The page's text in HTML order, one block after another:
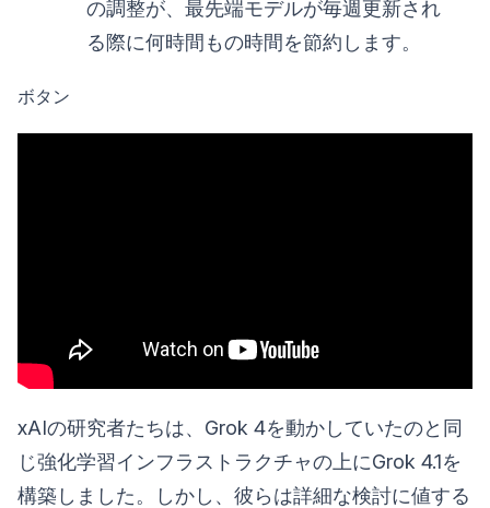
の調整が、最先端モデルが毎週更新され
る際に何時間もの時間を節約します。
ボタン
xAIの研究者たちは、Grok 4を動かしていたのと同
じ強化学習インフラストラクチャの上にGrok 4.1を
構築しました。しかし、彼らは詳細な検討に値する